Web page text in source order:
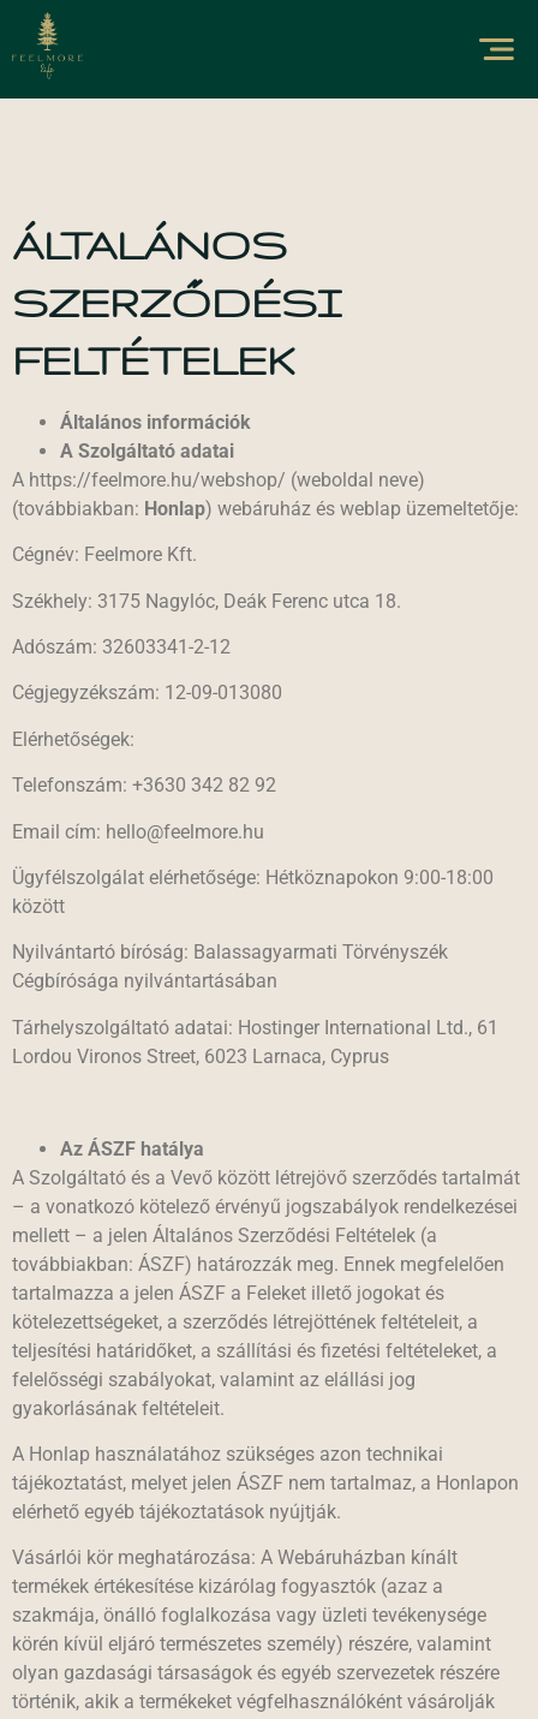
ÁLTALÁNOS
SZERZŐDÉSI
FELTÉTELEK
Általános információk
A Szolgáltató adatai
A https://feelmore.hu/webshop/ (weboldal neve)
(továbbiakban: Honlap) webáruház és weblap üzemeltetője:
Cégnév: Feelmore Kft.
Székhely: 3175 Nagylóc, Deák Ferenc utca 18.
Adószám: 32603341-2-12
Cégjegyzékszám: 12-09-013080
Elérhetőségek:
Telefonszám: +3630 342 82 92
Email cím: hello@feelmore.hu
Ügyfélszolgálat elérhetősége: Hétköznapokon 9:00-18:00
között
Nyilvántartó bíróság: Balassagyarmati Törvényszék
Cégbírósága nyilvántartásában
Tárhelyszolgáltató adatai: Hostinger International Ltd., 61
Lordou Vironos Street, 6023 Larnaca, Cyprus
Az ÁSZF hatálya
A Szolgáltató és a Vevő között létrejövő szerződés tartalmát
– a vonatkozó kötelező érvényű jogszabályok rendelkezései
mellett – a jelen Általános Szerződési Feltételek (a
továbbiakban: ÁSZF) határozzák meg. Ennek megfelelően
tartalmazza a jelen ÁSZF a Feleket illető jogokat és
kötelezettségeket, a szerződés létrejöttének feltételeit, a
teljesítési határidőket, a szállítási és fizetési feltételeket, a
felelősségi szabályokat, valamint az elállási jog
gyakorlásának feltételeit.
A Honlap használatához szükséges azon technikai
tájékoztatást, melyet jelen ÁSZF nem tartalmaz, a Honlapon
elérhető egyéb tájékoztatások nyújtják.
Vásárlói kör meghatározása: A Webáruházban kínált
termékek értékesítése kizárólag fogyasztók (azaz a
szakmája, önálló foglalkozása vagy üzleti tevékenysége
körén kívül eljáró természetes személy) részére, valamint
olyan gazdasági társaságok és egyéb szervezetek részére
történik, akik a termékeket végfelhasználóként vásárolják